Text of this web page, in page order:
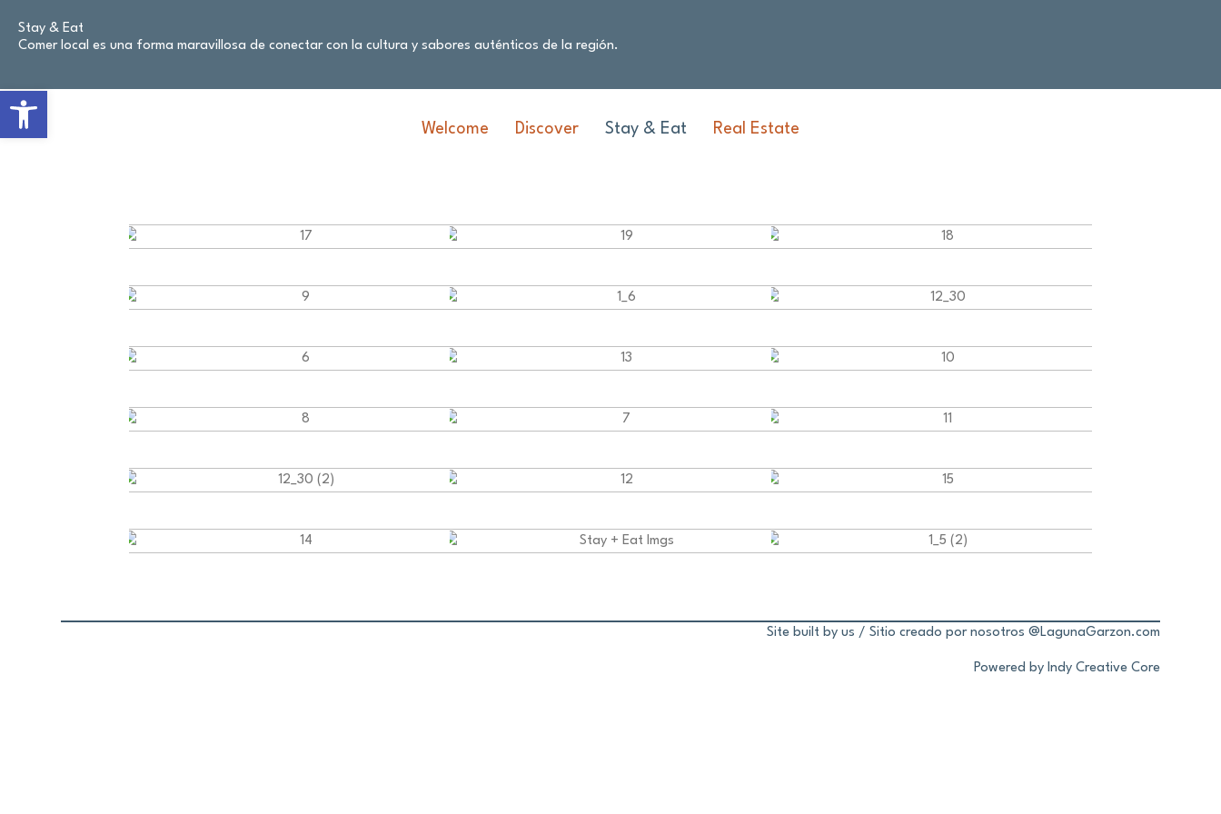
Stay & Eat
Comer local es una forma maravillosa de conectar con la cultura y sabores auténticos de la región.
Welcome Discover Stay & Eat Real Estate
Ahorita Food Truck
Site built by us / Sitio creado por nosotros @LagunaGarzon.com
Powered by Indy Creative Core
Open toolbar